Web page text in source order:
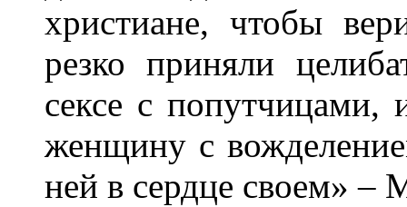
христиане, чтобы
резко приняли
сексе с попутчицами,
женщину с
ней в сердце своем» –